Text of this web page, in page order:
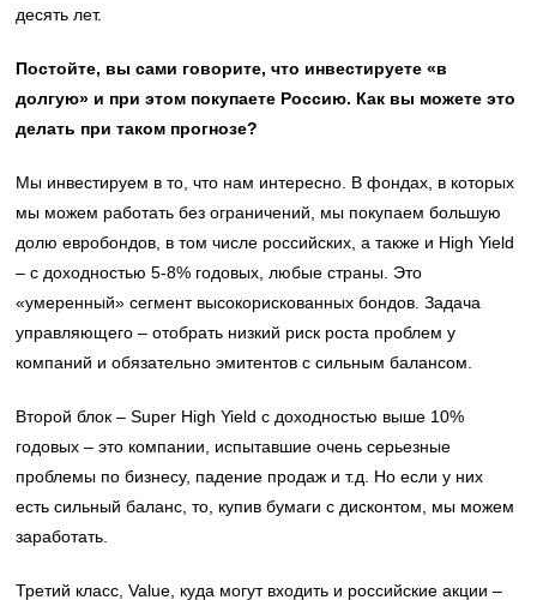
десять лет.
Постойте, вы сами говорите, что инвестируете «в
долгую» и при этом покупаете Россию. Как вы можете это
делать при таком прогнозе?
Мы инвестируем в то, что нам интересно. В фондах, в которых
мы можем работать без ограничений, мы покупаем большую
долю евробондов, в том числе российских, а также и High Yield
– с доходностью 5-8% годовых, любые страны. Это
«умеренный» сегмент высокорискованных бондов. Задача
управляющего – отобрать низкий риск роста проблем у
компаний и обязательно эмитентов с сильным балансом.
Второй блок – Super High Yield с доходностью выше 10%
годовых – это компании, испытавшие очень серьезные
проблемы по бизнесу, падение продаж и т.д. Но если у них
есть сильный баланс, то, купив бумаги с дисконтом, мы можем
заработать.
Третий класс, Value, куда могут входить и российские акции –